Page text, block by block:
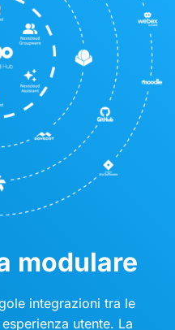
modulare
integrazioni tra le
utente. La